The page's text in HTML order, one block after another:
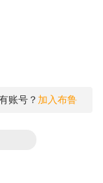
账号？ 加入布鲁